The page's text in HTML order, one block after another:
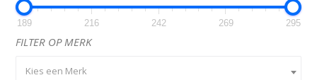
189 216 242 269 295
FILTER OP MERK
Kies een Merk